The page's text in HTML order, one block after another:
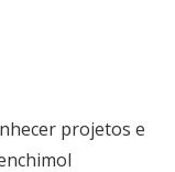
projetos e